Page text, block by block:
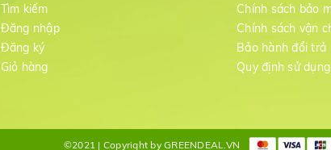
Tìm kiếm
Đăng nhập
Đăng ký
Giỏ hàng
Chính sách bảo
Chính sách vận
Bảo hành đổi trả
Quy định sử dụng
©2021 | Copyright by GREENDEAL.VN